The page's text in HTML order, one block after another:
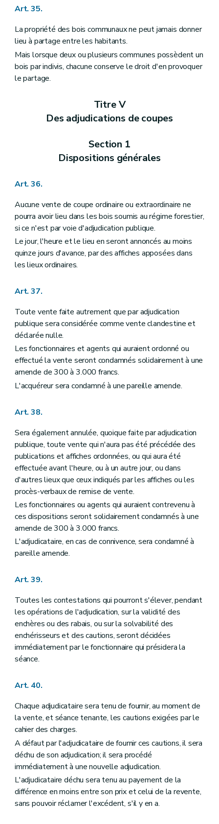
Art. 35.
La propriété des bois communaux ne peut jamais donner
lieu à partage entre les habitants.
Mais lorsque deux ou plusieurs communes possèdent un
bois par indivis, chacune conserve le droit d'en provoquer
le partage.
Titre V
Des adjudications de coupes
Section 1
Dispositions générales
Art. 36.
Aucune vente de coupe ordinaire ou extraordinaire ne
pourra avoir lieu dans les bois soumis au régime forestier,
si ce n'est par voie d'adjudication publique.
Le jour, l'heure et le lieu en seront annoncés au moins
quinze jours d'avance, par des affiches apposées dans
les lieux ordinaires.
Art. 37.
Toute vente faite autrement que par adjudication
publique sera considérée comme vente clandestine et
déclarée nulle.
Les fonctionnaires et agents qui auraient ordonné ou
effectué la vente seront condamnés solidairement à une
amende de 300 à 3.000 francs.
L'acquéreur sera condamné à une pareille amende.
Art. 38.
Sera également annulée, quoique faite par adjudication
publique, toute vente qui n'aura pas été précédée des
publications et affiches ordonnées, ou qui aura été
effectuée avant l'heure, ou à un autre jour, ou dans
d'autres lieux que ceux indiqués par les affiches ou les
procès-verbaux de remise de vente.
Les fonctionnaires ou agents qui auraient contrevenu à
ces dispositions seront solidairement condamnés à une
amende de 300 à 3.000 francs.
L'adjudicataire, en cas de connivence, sera condamné à
pareille amende.
Art. 39.
Toutes les contestations qui pourront s'élever, pendant
les opérations de l'adjudication, sur la validité des
enchères ou des rabais, ou sur la solvabilité des
enchérisseurs et des cautions, seront décidées
immédiatement par le fonctionnaire qui présidera la
séance.
Art. 40.
Chaque adjudicataire sera tenu de fournir, au moment de
la vente, et séance tenante, les cautions exigées par le
cahier des charges.
A défaut par l'adjudicataire de fournir ces cautions, il sera
déchu de son adjudication; il sera procédé
immédiatement à une nouvelle adjudication.
L'adjudicataire déchu sera tenu au payement de la
différence en moins entre son prix et celui de la revente,
sans pouvoir réclamer l'excédent, s'il y en a.